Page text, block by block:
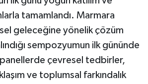
tamamlandı. Marmara
geleceğine yönelik çözüm
sempozyumun ilk gününde
çevresel tedbirler,
ve toplumsal farkındalık